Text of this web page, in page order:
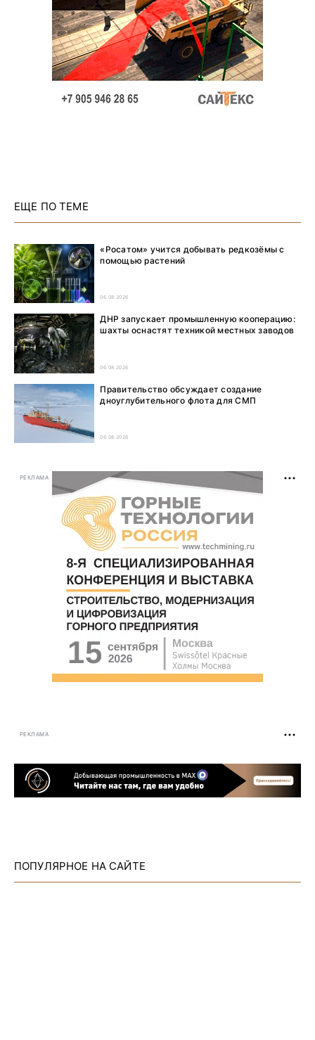
ЕЩЕ ПО ТЕМЕ
«Росатом» учится добывать редкозёмы с
помощью растений
06.08.2026
ДНР запускает промышленную кооперацию:
шахты оснастят техникой местных заводов
06.08.2026
Правительство обсуждает создание
дноуглубительного флота для СМП
06.08.2026
РЕКЛАМА
РЕКЛАМА
ПОПУЛЯРНОЕ НА САЙТЕ